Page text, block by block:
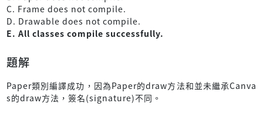
C. Frame does not compile.
D. Drawable does not compile.
E. All classes compile successfully.
題解
Paper類別編譯成功，因為Paper的draw方法和並未繼承Canva
s的draw方法，簽名(signature)不同。